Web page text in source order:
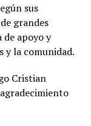
sus
grandes
apoyo y
y la comunidad.
Cristian